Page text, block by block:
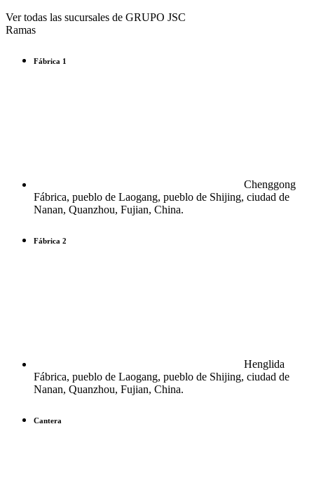
Ver todas las sucursales de GRUPO JSC
Ramas
Fábrica 1
Chenggong
Fábrica, pueblo de Laogang, pueblo de Shijing, ciudad de
Nanan, Quanzhou, Fujian, China.
Fábrica 2
Henglida
Fábrica, pueblo de Laogang, pueblo de Shijing, ciudad de
Nanan, Quanzhou, Fujian, China.
Cantera